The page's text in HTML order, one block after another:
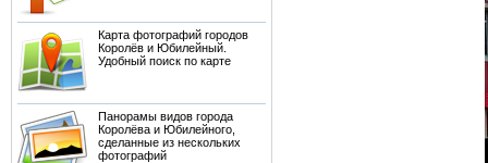
Карта фотографий городов
Королёв и Юбилейный.
Удобный поиск по карте
Панорамы видов города
Королёва и Юбилейного,
сделанные из нескольких
фотографий